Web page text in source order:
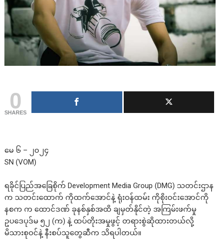
0
SHARES
မေ ၆ – ၂၀၂၄
SN (VOM)
ရခိုင်ပြည်အခြေစိုက် Development Media Group (DMG) သတင်းဌာန
က သတင်းထောက် ကိုထက်အောင်နဲ့ ရုံးဝန်ထမ်း ကိုစိုးဝင်းအောင်ကို
နစက က ထောင်ဒဏ် ခုနစ်နှစ်အထိ ချမှတ်နိုင်တဲ့ အကြမ်းဖက်မှု
ဥပဒေပုဒ်မ ၅၂ (က) နဲ့ ထပ်တိုးအမှုဖွင့် တရားစွဲဆိုထားတယ်လို့
မိသားစုဝင်နဲ့ နီးစပ်သူတွေဆီက သိရပါတယ်။